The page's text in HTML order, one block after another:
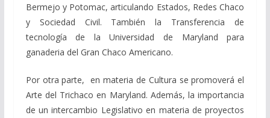
Bermejo y Potomac, articulando Estados, Redes Chaco
y Sociedad Civil. También la Transferencia de
tecnología de la Universidad de Maryland para
ganaderia del Gran Chaco Americano.
Por otra parte, en materia de Cultura se promoverá el
Arte del Trichaco en Maryland. Además, la importancia
de un intercambio Legislativo en materia de proyectos